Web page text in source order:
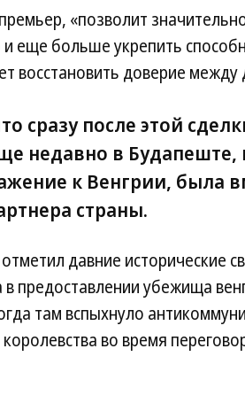
«позволит
и еще больше укрепить
восстановить доверие между
сразу после этой
недавно в Будапеште,
к Венгрии, была
страны.
давние исторические
предоставлении убежища
там вспыхнуло
во время